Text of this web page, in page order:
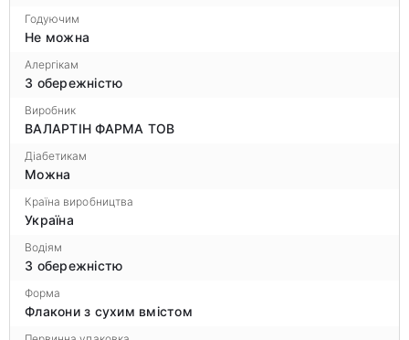
Годуючим
Не можна
Алергікам
З обережністю
Виробник
ВАЛАРТІН ФАРМА ТОВ
Діабетикам
Можна
Країна виробництва
Україна
Водіям
З обережністю
Форма
Флакони з сухим вмістом